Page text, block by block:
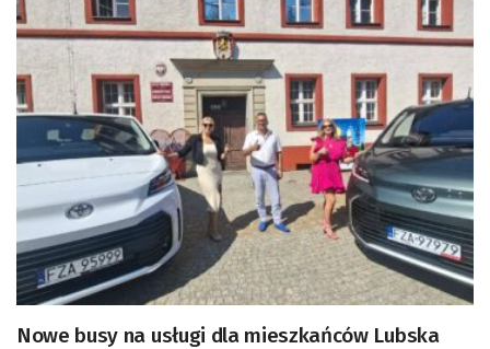
Nowe busy na usługi dla mieszkańców Lubska